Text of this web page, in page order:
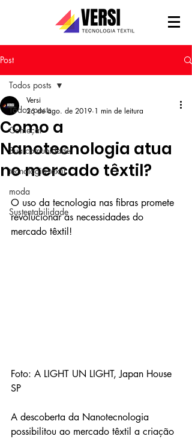
Post
Todos posts
Começar
Sua comunidade
tecnologia têxtil
moda
Sustentabilidade
Todos posts
Como a
Nanotecnologia atua
no mercado têxtil?
Versi
26 de ago. de 2019 1 min de leitura
O uso da tecnologia nas fibras promete
revolucionar as necessidades do
mercado têxtil!
Foto: A LIGHT UN LIGHT, Japan House
SP
A descoberta da Nanotecnologia
possibilitou ao mercado têxtil a criação